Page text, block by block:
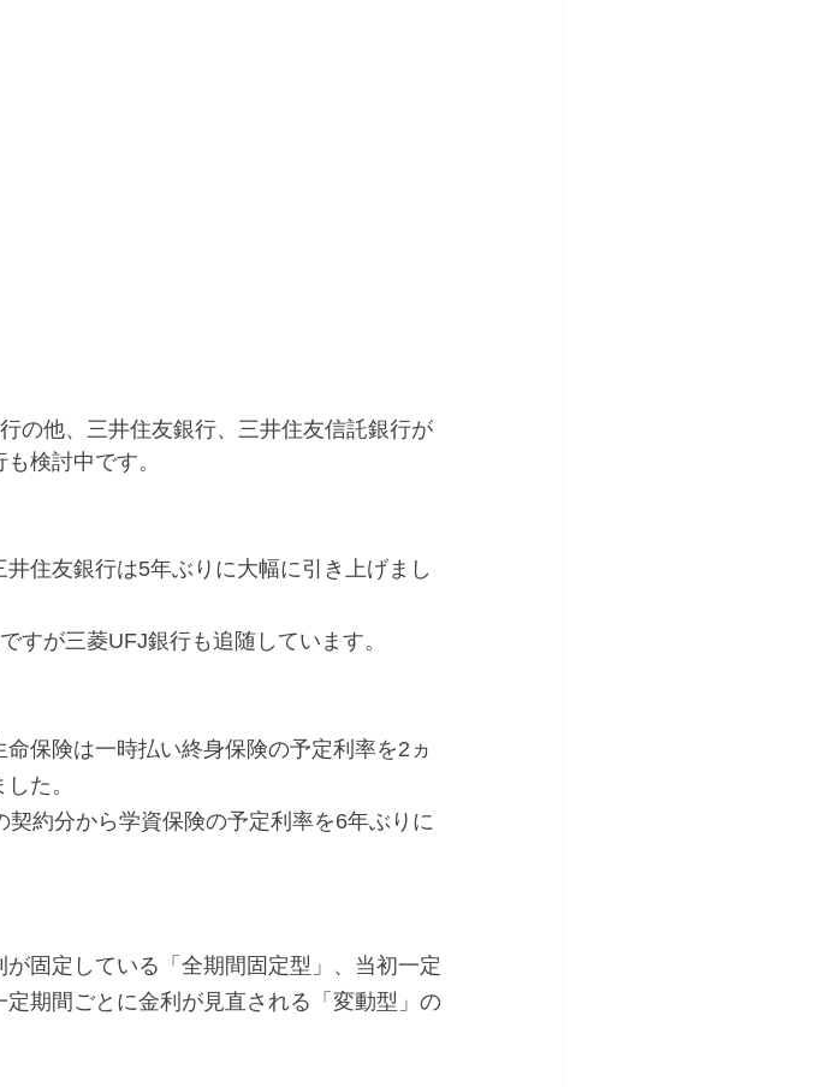
の他、三井住友銀行、三井住友信託銀行が
検討中です。
住友銀行は5年ぶりに大幅に引き上げまし
すが三菱UFJ銀行も追随しています。
保険は一時払い終身保険の予定利率を2ヵ
た。
約分から学資保険の予定利率を6年ぶりに
固定している「全期間固定型」、当初一定
期間ごとに金利が見直される「変動型」の